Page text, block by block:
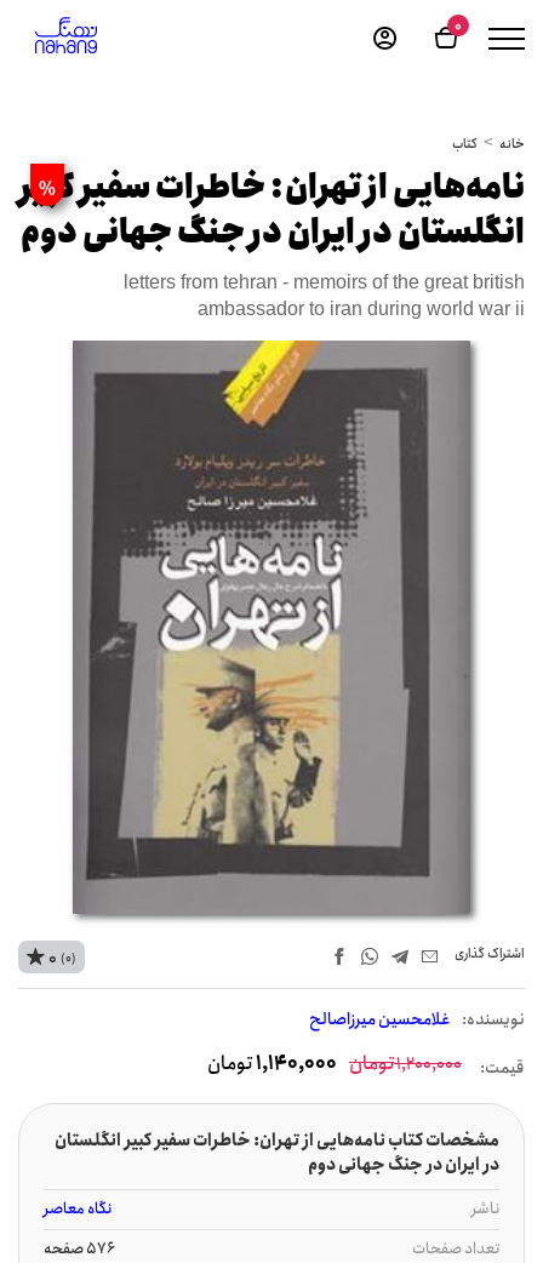
0
خانه کتاب
%
نامه‌هایی از تهران: خاطرات سفیر کبیر
انگلستان در ایران در جنگ جهانی دوم
letters from tehran - memoirs of the great british
ambassador to iran during world war ii
اشتراک‌ گذاری
نويسنده: غلامحسین میرزاصالح
0 (0)
قیمت: 1,200,000تومان 1,140,000تومان
مشخصات کتاب نامه‌هایی از تهران: خاطرات سفیر کبیر انگلستان
در ایران در جنگ جهانی دوم
ناشر
نگاه معاصر
تعداد صفحات
576 صفحه